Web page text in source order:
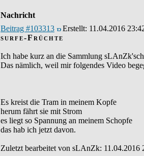
Nachricht
Beitrag #103313 Erstellt: 11.04.2016
surfe-Früchte
Ich habe kurz an die Sammlung
Das nämlich, weil mir folgendes Video
Es kreist die Tram in meinem Kopfe
herum fährt sie mit Strom
es liegt so Spannung an meinem Schopfe
das hab ich jetzt davon.
Zuletzt bearbeitet von sLAnZk: 11.04.2016